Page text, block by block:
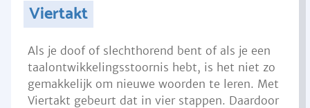
Viertakt
Als je doof of slechthorend bent of als je een
taalontwikkelingsstoornis hebt, is het niet zo
gemakkelijk om nieuwe woorden te leren. Met
Viertakt gebeurt dat in vier stappen. Daardoor